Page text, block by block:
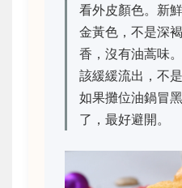
看外皮顏色。新
金黃色，不是深
香，沒有油蒿味
該緩緩流出，不
如果攤位油鍋冒
了，最好避開。